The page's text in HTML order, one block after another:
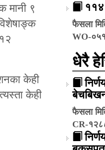
मानी ९
केही
केही
फैसला
WO-
धेरै
फैसला
CR-